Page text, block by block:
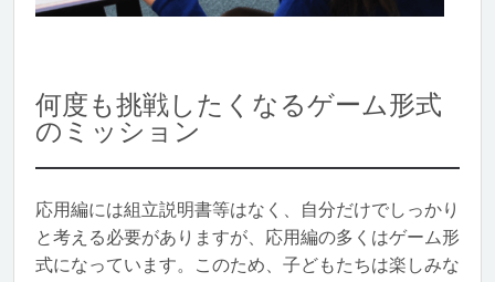
何度も挑戦したくなるゲーム形式
のミッション
応用編には組立説明書等はなく、自分だけでしっかり
と考える必要がありますが、応用編の多くはゲーム形
式になっています。このため、子どもたちは楽しみな